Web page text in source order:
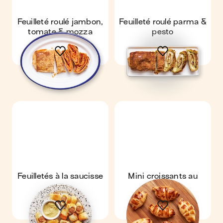
Feuilleté roulé jambon,
tomate & mozza
Feuilleté roulé parma &
pesto
Feuilletés à la saucisse
Mini croissants au
jambon